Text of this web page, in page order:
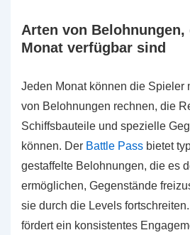
Arten von Belohnungen,
Monat verfügbar sind
Jeden Monat können die Spieler
von Belohnungen rechnen, die
Schiffsbauteile und spezielle
können. Der Battle Pass bietet
gestaffelte Belohnungen, die es
ermöglichen, Gegenstände
sie durch die Levels
fördert ein konsistentes